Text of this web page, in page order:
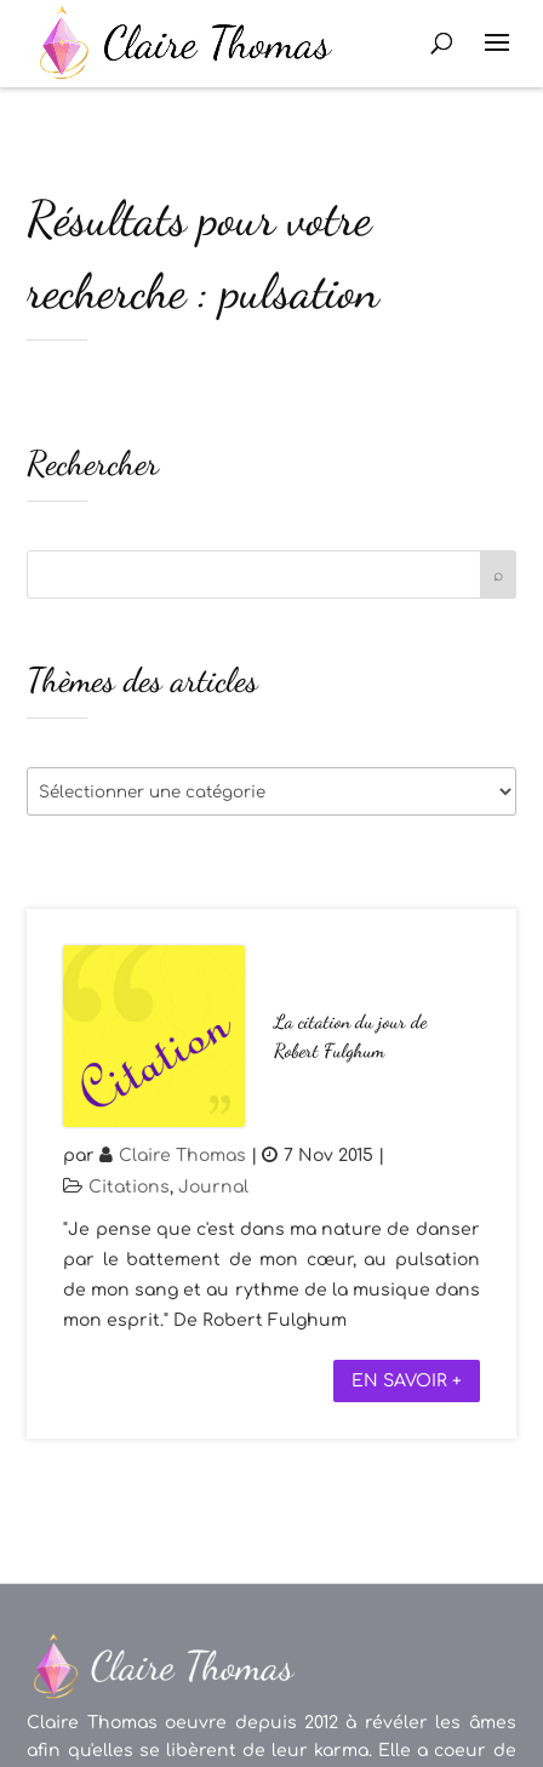
Résultats pour votre
recherche : pulsation
La citation du jour de
Robert Fulghum
par Claire Thomas | 7 Nov 2015 |
Citations,Journal
"Je pense que c'est dans ma nature de danser
par le battement de mon cœur, au pulsation
de mon sang et au rythme de la musique dans
mon esprit." De Robert Fulghum
EN SAVOIR +
Rechercher
Thèmes des articles
Thèmes
des
Claire Thomas oeuvre depuis 2012 à révéler les âmes
afin qu'elles se libèrent de leur karma. Elle a coeur de